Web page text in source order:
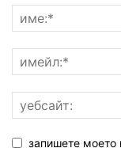
запишете моето